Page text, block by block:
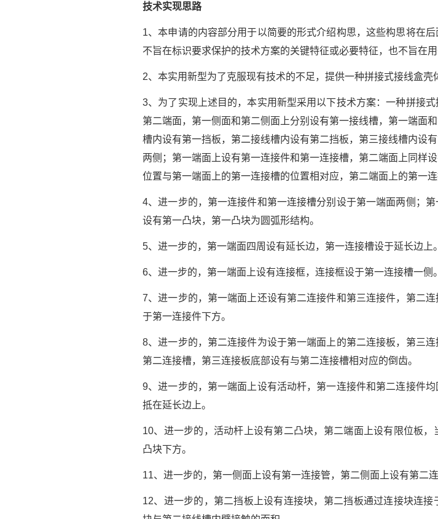
技术实现思路
1、本申请的内容部分用于以简要的形式介绍构思，这些构思将在
不旨在标识要求保护的技术方案的关键特征或必要特征，也不旨在
2、本实用新型为了克服现有技术的不足，提供一种拼接式接线盒壳
3、为了实现上述目的，本实用新型采用以下技术方案：一种拼接
第二端面，第一侧面和第二侧面上分别设有第一接线槽，第一端面
槽内设有第一挡板，第二接线槽内设有第二挡板，第三接线槽内设
两侧；第一端面上设有第一连接件和第一连接槽，第二端面上同样
位置与第一端面上的第一连接槽的位置相对应，第二端面上的第一
4、进一步的，第一连接件和第一连接槽分别设于第一端面两侧；
设有第一凸块，第一凸块为圆弧形结构。
5、进一步的，第一端面四周设有延长边，第一连接槽设于延长边上。
6、进一步的，第一端面上设有连接框，连接框设于第一连接槽一侧。
7、进一步的，第一端面上还设有第二连接件和第三连接件，第二
于第一连接件下方。
8、进一步的，第二连接件为设于第一端面上的第二连接板，第三
第二连接槽，第三连接板底部设有与第二连接槽相对应的倒齿。
9、进一步的，第一端面上设有活动杆，第一连接件和第二连接件
抵在延长边上。
10、进一步的，活动杆上设有第二凸块，第二端面上设有限位板
凸块下方。
11、进一步的，第一侧面上设有第一连接管，第二侧面上设有第二
12、进一步的，第二挡板上设有连接块，第二挡板通过连接块连